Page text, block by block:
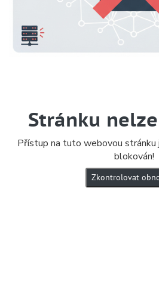
Stránku
Přístup na tuto webovou stránku
blokován!
Zkontrolovat